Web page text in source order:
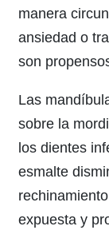
manera
ansiedad o
son
Las
sobre la
los dientes
esmalte
expuesta y